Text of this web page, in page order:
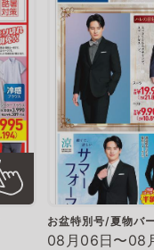
お盆特別号/夏物バ
08月06日〜08